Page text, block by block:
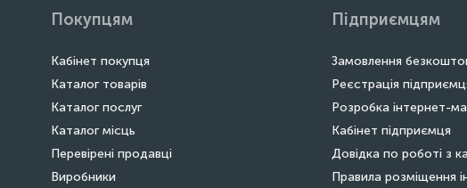
Покупцям
Кабінет покупця
Каталог товарів
Каталог послуг
Каталог місць
Перевірені продавці
Виробники
Підприємцям
Замовлення
Реєстрація
Розробка інтернет-
Кабінет підприємця
Довідка по роботі з
Правила розміщення